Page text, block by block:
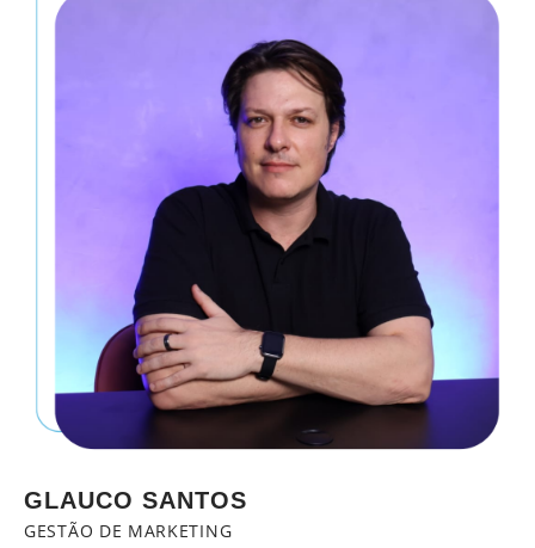
GLAUCO SANTOS
GESTÃO DE MARKETING